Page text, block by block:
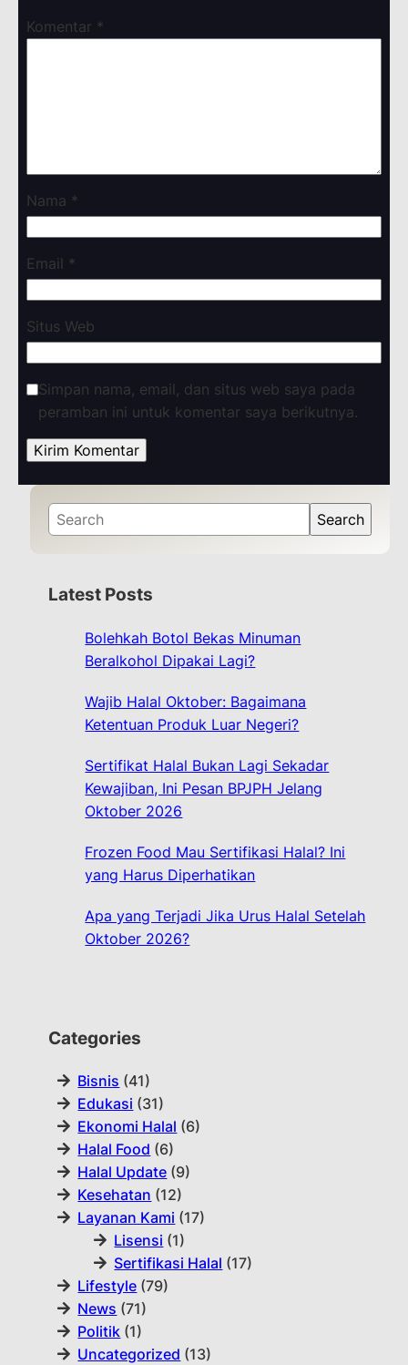
Komentar *
Nama *
Email *
Situs Web
Simpan nama, email, dan situs web saya pada
peramban ini untuk komentar saya berikutnya.
S
e
c
Search
Latest Posts
Bolehkah Botol Bekas Minuman
Beralkohol Dipakai Lagi?
Wajib Halal Oktober: Bagaimana
Ketentuan Produk Luar Negeri?
Sertifikat Halal Bukan Lagi Sekadar
Kewajiban, Ini Pesan BPJPH Jelang
Oktober 2026
Frozen Food Mau Sertifikasi Halal? Ini
yang Harus Diperhatikan
Apa yang Terjadi Jika Urus Halal Setelah
Oktober 2026?
Categories
Bisnis (41)
Edukasi (31)
Ekonomi Halal (6)
Halal Food (6)
Halal Update (9)
Kesehatan (12)
Layanan Kami (17)
Lisensi (1)
Sertifikasi Halal (17)
Lifestyle (79)
News (71)
Politik (1)
Uncategorized (13)